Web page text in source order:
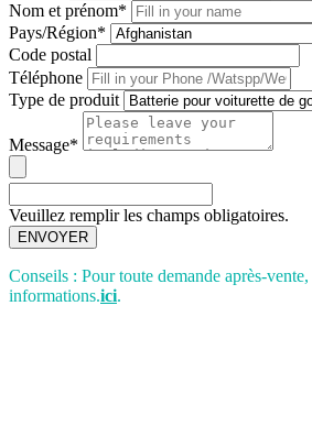
Nom et prénom*
Pays/Région*
Code postal
Téléphone
Type de produit
Message*
Veuillez remplir les champs obligatoires.
ENVOYER
Conseils : Pour toute demande après-
informations.ici.